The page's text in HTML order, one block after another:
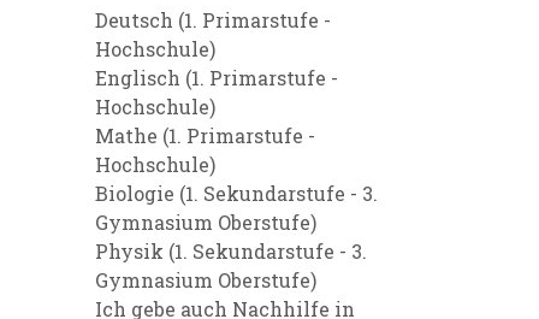
Deutsch (1. Primarstufe -
Hochschule)
Englisch (1. Primarstufe -
Hochschule)
Mathe (1. Primarstufe -
Hochschule)
Biologie (1. Sekundarstufe - 3.
Gymnasium Oberstufe)
Physik (1. Sekundarstufe - 3.
Gymnasium Oberstufe)
Ich gebe auch Nachhilfe in